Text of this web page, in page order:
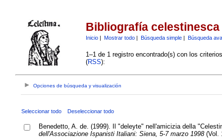
Bibliografía celestinesca
Inicio| Mostrar todo| Búsqueda simple| Búsqueda
1–1 de 1 registro encontrado(s) con los
(RSS):
Opciones de búsqueda y visualización
Seleccionar todo Deseleccionar todo
Benedetto, A. de. (1999). Il "deleyte" nell'amicizia della
dell'Associazione Ispanisti Italiani: Siena, 5-7 marzo 1998(Vol.